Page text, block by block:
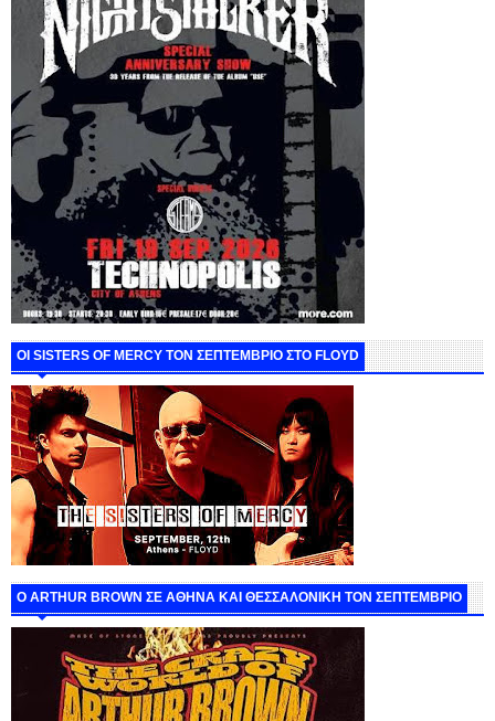
ΟΙ SISTERS OF MERCY ΤΟΝ ΣΕΠΤΕΜΒΡΙΟ ΣΤΟ FLOYD
O ARTHUR BROWN ΣΕ ΑΘΗΝΑ ΚΑΙ ΘΕΣΣΑΛΟΝΙΚΗ ΤΟΝ ΣΕΠΤΕΜΒΡΙΟ